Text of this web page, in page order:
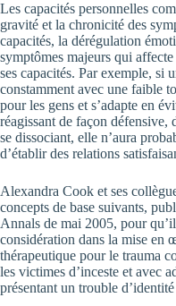
Les capacités personnelles
gravité et la chronicité des
capacités, la dérégulation
symptômes majeurs qui affecte
ses capacités. Par exemple, si
constamment avec une faible
pour les gens et s’adapte en
réagissant de façon défensive,
se dissociant, elle n’aura
d’établir des relations
Alexandra Cook et ses
concepts de base suivants,
Annals de mai 2005, pour
considération dans la mise en
thérapeutique pour le trauma
les victimes d’inceste et avec
présentant un trouble